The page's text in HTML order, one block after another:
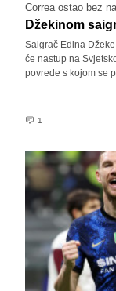
Correa ostao bez
Džekinom
Saigrač Edina
će nastup na
povrede s kojom se
1